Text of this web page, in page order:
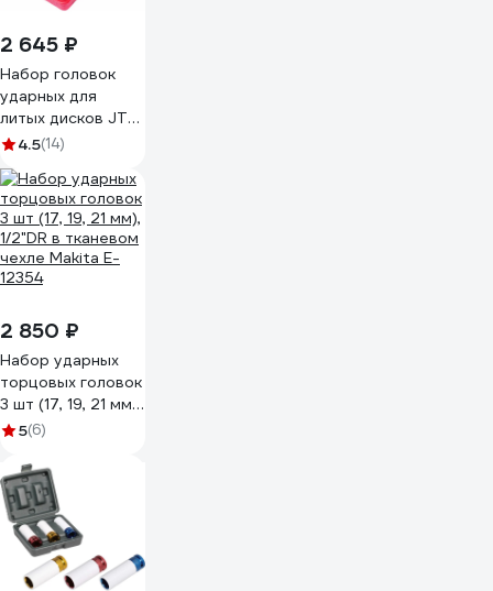
2 645 ₽
Набор головок
ударных для
литых дисков JTC
17-19-21мм 3шт
4.5(14)
2 850 ₽
Набор ударных
торцовых головок
3 шт (17, 19, 21 мм),
1/2"DR в тканевом
12354
5(6)